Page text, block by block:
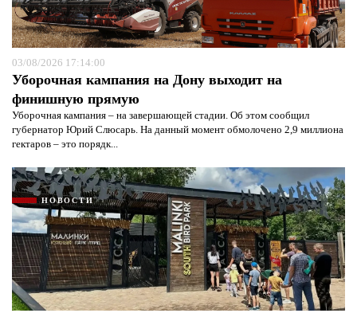
03/08/2026 17:14:00
Уборочная кампания на Дону выходит на
финишную прямую
Уборочная кампания – на завершающей стадии. Об этом сообщил
губернатор Юрий Слюсарь. На данный момент обмолочено 2,9 миллиона
гектаров – это порядк...
НОВОСТИ